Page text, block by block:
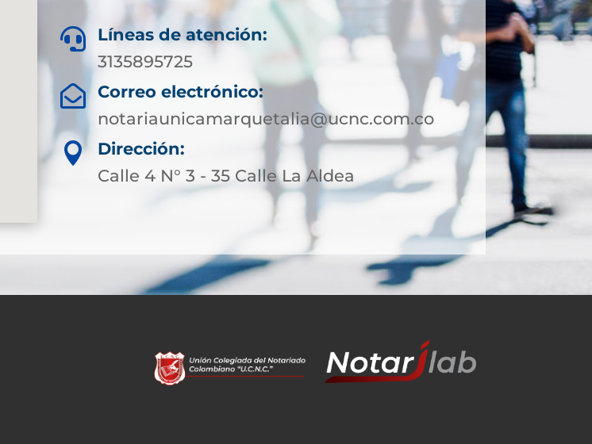

Líneas de atención:
3135895725

Correo electrónico:
notariaunicamarquetalia@ucnc.com.co

Dirección:
Calle 4 N° 3 - 35 Calle La Aldea